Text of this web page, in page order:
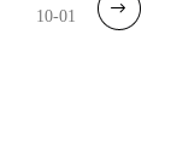
10-01